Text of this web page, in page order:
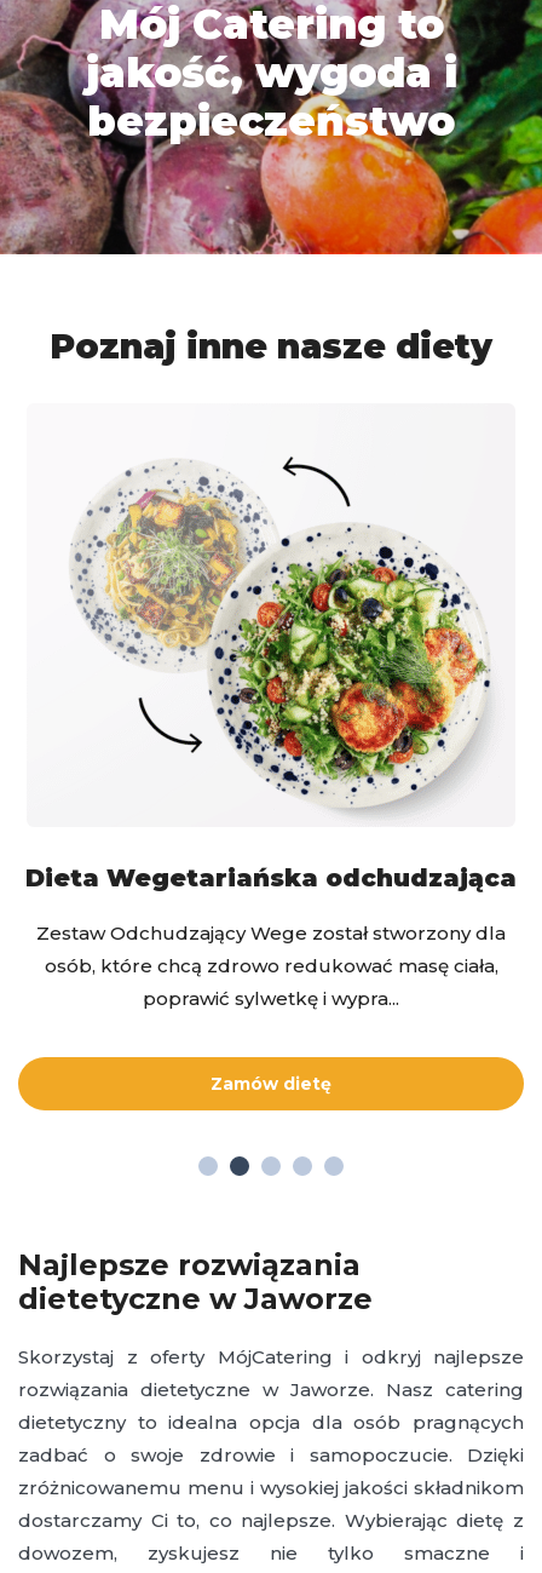
Mój Catering to
jakość, wygoda i
bezpieczeństwo
Poznaj inne nasze diety
Dieta Wegetariańska odchudzająca
Zestaw Odchudzający Wege został stworzony dla
osób, które chcą zdrowo redukować masę ciała,
poprawić sylwetkę i wypra...
Zamów dietę
Najlepsze rozwiązania
dietetyczne w Jaworze
Skorzystaj z oferty MójCatering i odkryj najlepsze
rozwiązania dietetyczne w Jaworze. Nasz catering
dietetyczny to idealna opcja dla osób pragnących
zadbać o swoje zdrowie i samopoczucie. Dzięki
zróżnicowanemu menu i wysokiej jakości składnikom
dostarczamy Ci to, co najlepsze. Wybierając dietę z
dowozem, zyskujesz nie tylko smaczne i